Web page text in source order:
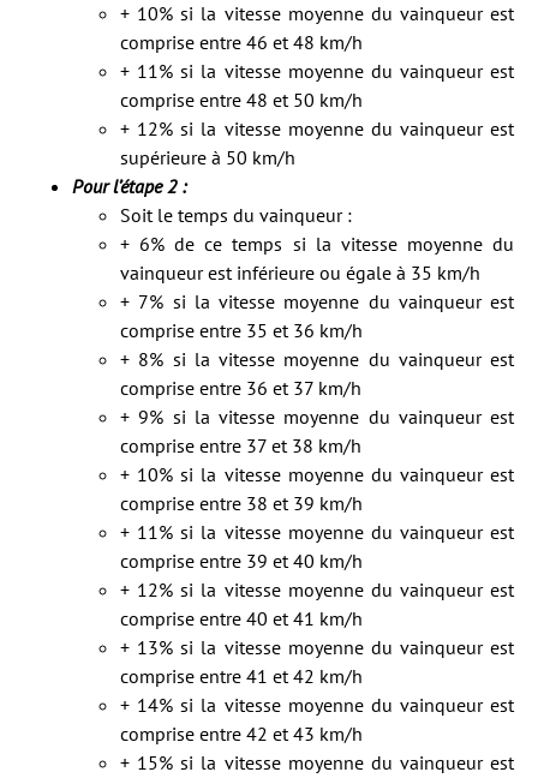
+ 10% si la vitesse moyenne du vainqueur est
comprise entre 46 et 48 km/h
+ 11% si la vitesse moyenne du vainqueur est
comprise entre 48 et 50 km/h
+ 12% si la vitesse moyenne du vainqueur est
supérieure à 50 km/h
Pour l’étape 2 :
Soit le temps du vainqueur :
+ 6% de ce temps si la vitesse moyenne du
vainqueur est inférieure ou égale à 35 km/h
+ 7% si la vitesse moyenne du vainqueur est
comprise entre 35 et 36 km/h
+ 8% si la vitesse moyenne du vainqueur est
comprise entre 36 et 37 km/h
+ 9% si la vitesse moyenne du vainqueur est
comprise entre 37 et 38 km/h
+ 10% si la vitesse moyenne du vainqueur est
comprise entre 38 et 39 km/h
+ 11% si la vitesse moyenne du vainqueur est
comprise entre 39 et 40 km/h
+ 12% si la vitesse moyenne du vainqueur est
comprise entre 40 et 41 km/h
+ 13% si la vitesse moyenne du vainqueur est
comprise entre 41 et 42 km/h
+ 14% si la vitesse moyenne du vainqueur est
comprise entre 42 et 43 km/h
+ 15% si la vitesse moyenne du vainqueur est